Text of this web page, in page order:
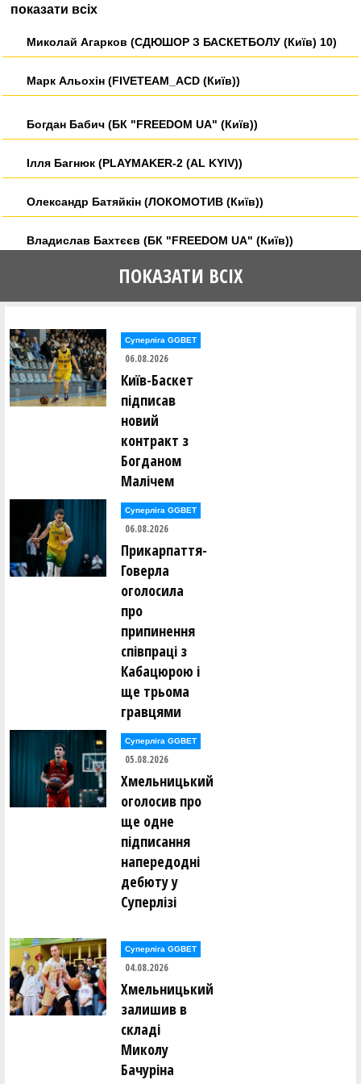
показати всіх
Миколай Агарков (СДЮШОР З БАСКЕТБОЛУ (Київ) 10)
Марк Альохін (FIVETEAM_ACD (Київ))
Богдан Бабич (БК "FREEDOM UA" (Київ))
Ілля Багнюк (PLAYMAKER-2 (AL KYIV))
Олександр Батяйкін (ЛОКОМОТИВ (Київ))
Владислав Бахтєєв (БК "FREEDOM UA" (Київ))
Арсеній Бевза (FIVETEAM_ACD (Київ))
Георгій Беззубцев (AVANGARD 09 (Київ))
Артем Безсудний (ХИЖАКИ (Київ))
Максим Біда (СДЮШОР З БАСКЕТБОЛУ (Київ) 10)
Єгор Біленко (ХИЖАКИ (Київ))
Павло Біленчук (ЛОКОМОТИВ (Київ))
Роман Білий (PLAYMAKER-2 (AL KYIV))
Володимир Бобошко (ХИЖАКИ (Київ))
Родіон Бойко (СДЮШОР З БАСКЕТБОЛУ (Київ) 10)
Павло Буренко (БК "FREEDOM UA" (Київ))
Анна Ваврик (FIVETEAM_ACD (Київ))
Артем Вакуленко (БК "FREEDOM UA" (Київ))
Денис Вансович (ХИЖАКИ (Київ))
Іван Васьковський (ADMIRALS (AL KYIV))
Артем Вербицький (PLAYMAKER-2 (AL KYIV))
Андрій Винага (ЛОКОМОТИВ (Київ))
Максим Вишневецький (AVANGARD 09 (Київ))
Родіон Войтко (AVANGARD 09 (Київ))
ПОКАЗАТИ ВСІХ
Суперліга GGBET
06.08.2026
Київ-Баскет
підписав
новий
контракт з
Богданом
Малічем
Суперліга GGBET
06.08.2026
Прикарпаття-
Говерла
оголосила
про
припинення
співпраці з
Кабацюрою і
ще трьома
гравцями
Суперліга GGBET
05.08.2026
Хмельницький
оголосив про
ще одне
підписання
напередодні
дебюту у
Суперлізі
Суперліга GGBET
04.08.2026
Хмельницький
залишив в
складі
Миколу
Бачуріна